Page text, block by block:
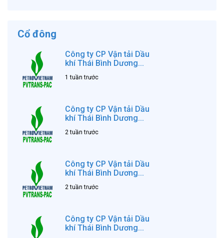
Cổ đông
Công ty CP Vận tải Dầu
khí Thái Bình Dương...
1 tuần trước
Công ty CP Vận tải Dầu
khí Thái Bình Dương...
2 tuần trước
Công ty CP Vận tải Dầu
khí Thái Bình Dương...
2 tuần trước
Công ty CP Vận tải Dầu
khí Thái Bình Dương...